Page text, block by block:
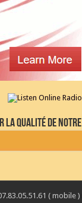
la qualité de
( mobile